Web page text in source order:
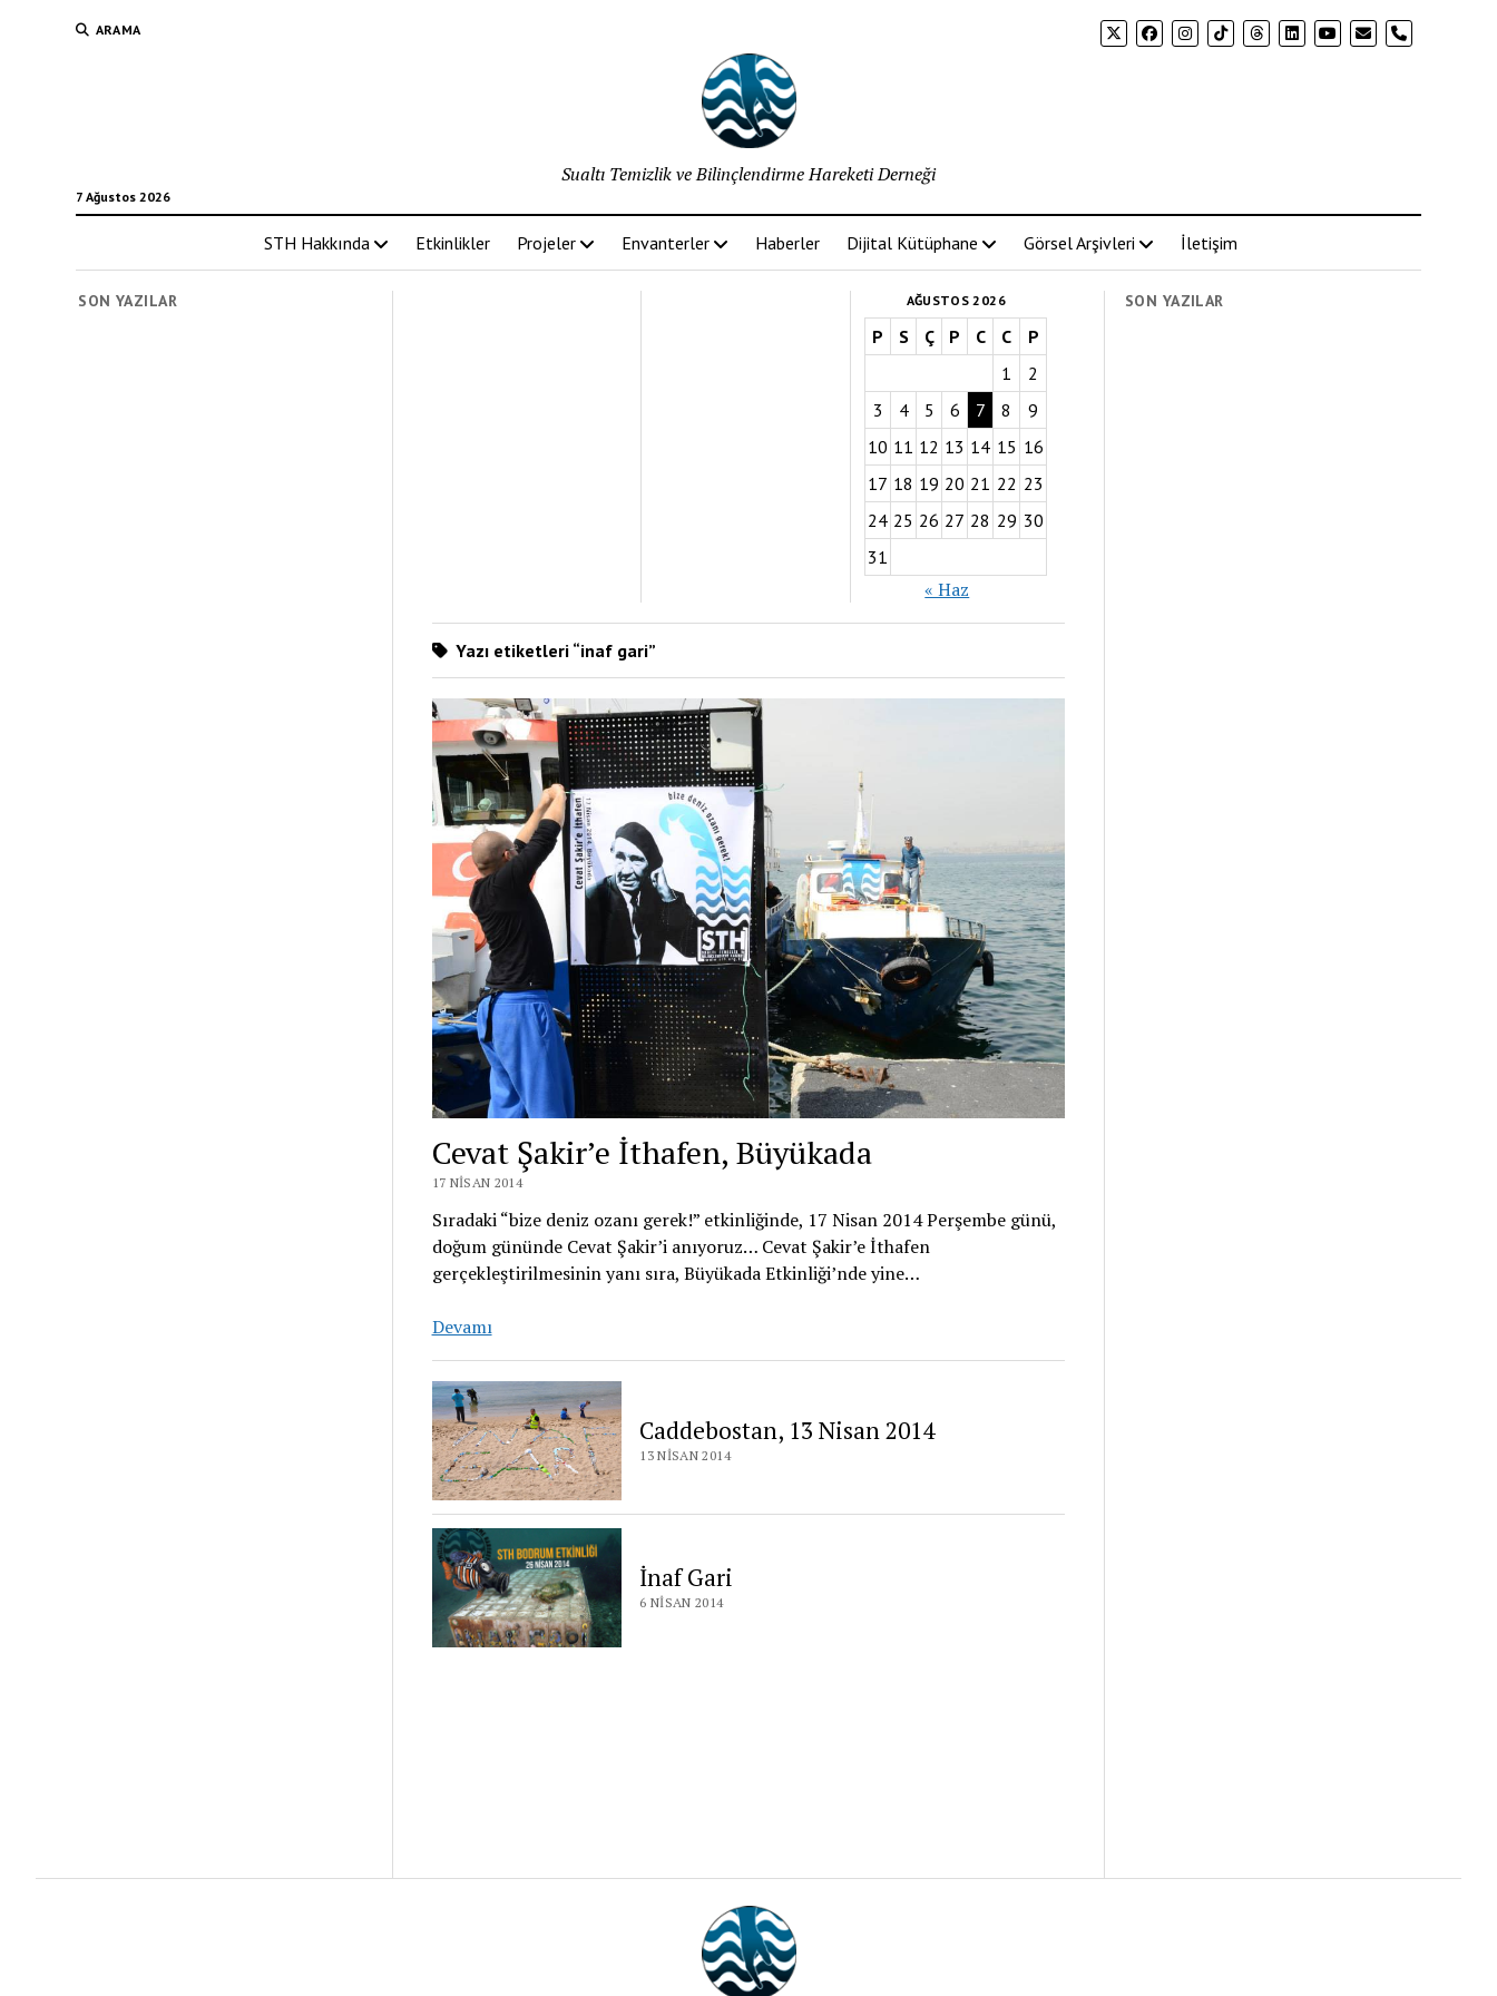
ARAMA phone
7 Ağustos 2026
Sualtı Temizlik ve Bilinçlendirme Hareketi Derneği
STH Hakkında Etkinlikler Projeler Envanterler Haberler Dijital Kütüphane Görsel Arşivleri İletişim
SON YAZILAR AĞUSTOS 2026
P S Ç P C C
P
1
2
3
4 5 6 7 8
9
10 11 12 13 14 15 16
17 18 19 20 21 22 23
24 25 26 27 28 29 30
31
« Haz
Yazı etiketleri “inaf gari”
Cevat Şakir’e İthafen, Büyükada
17 NISAN 2014
Sıradaki “bize deniz ozanı gerek!” etkinliğinde, 17 Nisan 2014 Perşembe günü,
doğum gününde Cevat Şakir’i anıyoruz… Cevat Şakir’e İthafen
gerçekleştirilmesinin yanı sıra, Büyükada Etkinliği’nde yine…
DevamıCevat
İthafen,
Büyükada
Caddebostan, 13 Nisan 2014
13 NISAN 2014
İnaf Gari
6 NISAN 2014
SON YAZILAR